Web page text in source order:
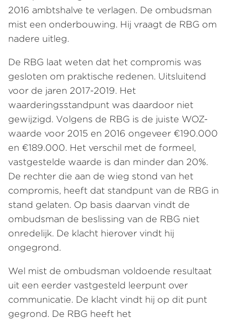
2016 ambtshalve te verlagen. De ombudsman
mist een onderbouwing. Hij vraagt de RBG om
nadere uitleg.
De RBG laat weten dat het compromis was
gesloten om praktische redenen. Uitsluitend
voor de jaren 2017-2019. Het
waarderingsstandpunt was daardoor niet
gewijzigd. Volgens de RBG is de juiste WOZ-
waarde voor 2015 en 2016 ongeveer €190.000
en €189.000. Het verschil met de formeel,
vastgestelde waarde is dan minder dan 20%.
De rechter die aan de wieg stond van het
compromis, heeft dat standpunt van de RBG in
stand gelaten. Op basis daarvan vindt de
ombudsman de beslissing van de RBG niet
onredelijk. De klacht hierover vindt hij
ongegrond.
Wel mist de ombudsman voldoende resultaat
uit een eerder vastgesteld leerpunt over
communicatie. De klacht vindt hij op dit punt
gegrond. De RBG heeft het